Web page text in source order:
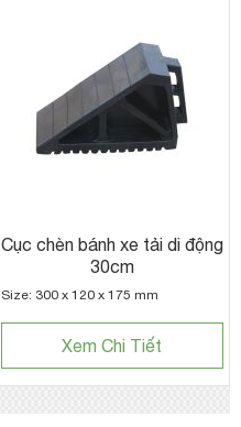
Cục chèn bánh xe tải di động
30cm
Size: 300 x 120 x 175 mm
Xem Chi Tiết